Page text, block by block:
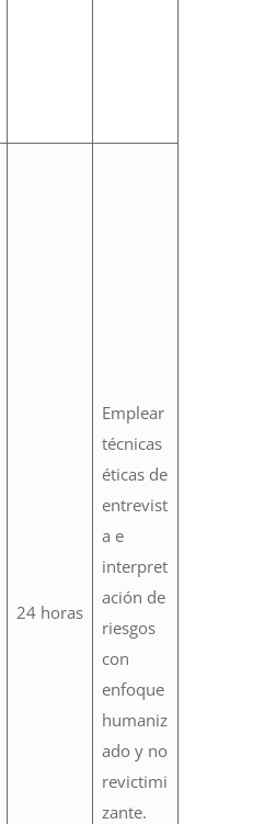
24 horas
Emplear
técnicas
éticas de
entrevist
a e
interpret
ación de
riesgos
con
enfoque
humaniz
ado y no
revictimi
zante.